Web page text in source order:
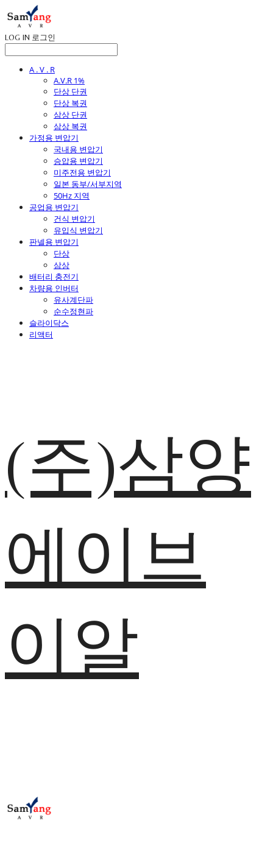
LOG IN 로그인
A . V . R
A.V.R 1%
단상 단권
단상 복권
삼상 단권
삼상 복권
가정용 변압기
국내용 변압기
승압용 변압기
미주전용 변압기
일본 동부/서부지역
50Hz 지역
공업용 변압기
건식 변압기
유입식 변압기
판넬용 변압기
단상
삼상
배터리 충전기
차량용 인버터
유사계단파
순수정현파
슬라이닥스
리액터
(주)삼양
에이브
이알